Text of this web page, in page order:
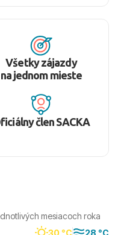
Všetky zájazdy
na jednom mieste
člen SACKA
mesiacoch roka
30 °C 28 °C